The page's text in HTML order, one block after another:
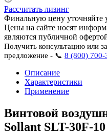
Рассчитать лизинг
Финальную цену уточняйте
Цены на сайте носят
являются публичной
Получить консультацию или
предложение - 📞 8 (800) 700-
Описание
Характеристики
Применение
Винтовой
Sollant SLT-30F-